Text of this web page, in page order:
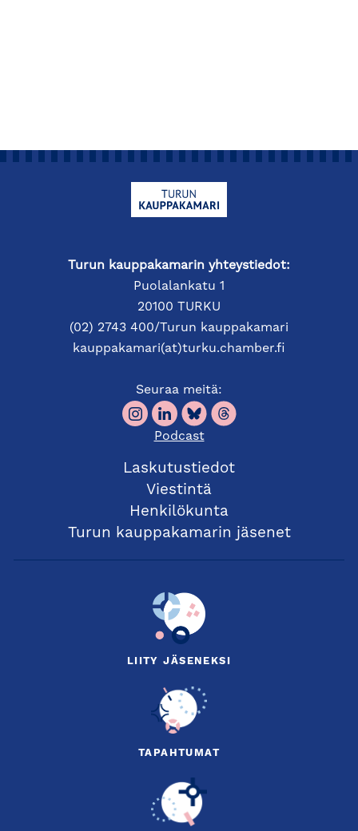
Turun kauppakamarin yhteystiedot:
Puolalankatu 1
20100 TURKU
(02) 2743 400/Turun kauppakamari
kauppakamari(at)turku.chamber.fi
Seuraa meitä:
Podcast
Laskutustiedot
Viestintä
Henkilökunta
Turun kauppakamarin jäsenet
LIITY JÄSENEKSI
TAPAHTUMAT